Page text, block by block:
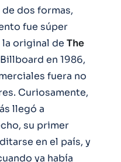
dos formas,
fue súper
la original de The
en 1986,
fuera no
Curiosamente,
llegó a
su primer
en el país, y
ya había